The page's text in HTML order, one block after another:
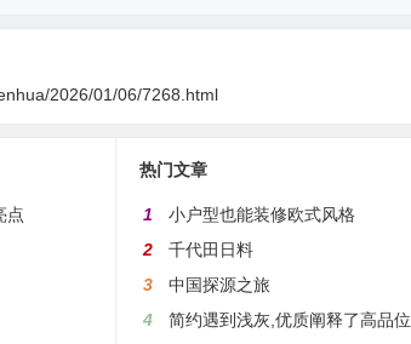
2026/01/06/7268.html
点
热门文章
1
小户型也能装修欧式风格
2
千代田日料
3
中国探源之旅
4
简约遇到浅灰,优质阐释了高品位